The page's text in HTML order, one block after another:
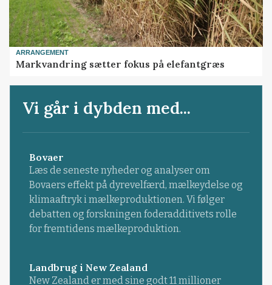
ARRANGEMENT
Markvandring sætter fokus på elefantgræs
Vi går i dybden med...
Bovaer
Læs de seneste nyheder og analyser om
Bovaers effekt på dyrevelfærd, mælkeydelse og
klimaaftryk i mælkeproduktionen. Vi følger
debatten og forskningen foderadditivets rolle
for fremtidens mælkeproduktion.
Landbrug i New Zealand
New Zealand er med sine godt 11 millioner